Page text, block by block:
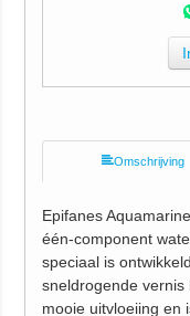
Omschrijving
Epifanes
één-component
speciaal is
sneldrogende vernis
mooie uitvloeiing en